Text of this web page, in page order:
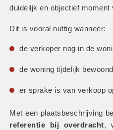
duidelijk en objectief moment
Dit is vooral nuttig wanneer:
de verkoper nog in de
de woning tijdelijk
er sprake is van verkoop
Met een plaatsbeschrijving
referentie bij overdracht,